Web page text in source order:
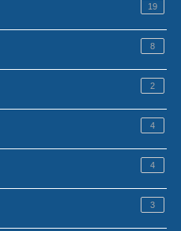
19
8
2
4
4
3